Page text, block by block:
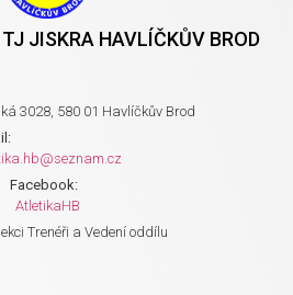
JISKRA HAVLÍČKŮV BROD
3028, 580 01 Havlíčkův Brod
Facebook:
AtletikaHB
Trenéři a Vedení oddílu